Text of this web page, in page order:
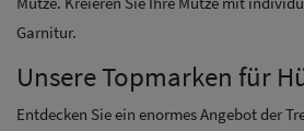
Garnitur.
Unsere Topmarken für
Entdecken Sie ein enormes Angebot der